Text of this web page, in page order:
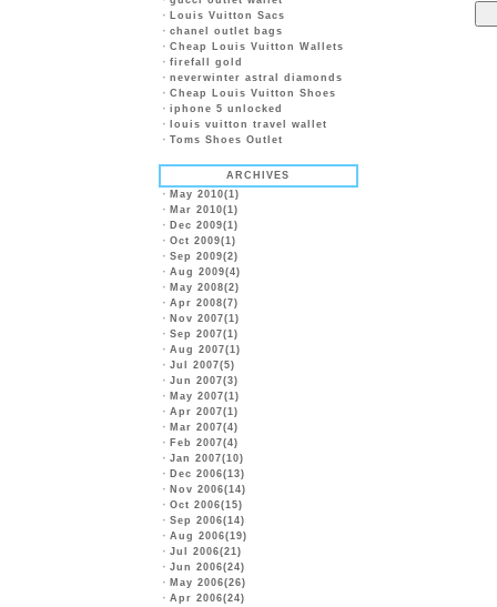
・ Louis Vuitton Sacs
・ chanel outlet bags
・ Cheap Louis Vuitton Wallets
・ firefall gold
・ neverwinter astral diamonds
・ Cheap Louis Vuitton Shoes
・ iphone 5 unlocked
・
louis vuitton travel wallet
・ Toms Shoes Outlet
ARCHIVES
・ May 2010(1)
・ Mar 2010(1)
・ Dec 2009(1)
・ Oct 2009(1)
・ Sep 2009(2)
・ Aug 2009(4)
・ May 2008(2)
・ Apr 2008(7)
・ Nov 2007(1)
・ Sep 2007(1)
・ Aug 2007(1)
・ Jul 2007(5)
・ Jun 2007(3)
・ May 2007(1)
・ Apr 2007(1)
・ Mar 2007(4)
・ Feb 2007(4)
・ Jan 2007(10)
・ Dec 2006(13)
・ Nov 2006(14)
・ Oct 2006(15)
・ Sep 2006(14)
・ Aug 2006(19)
・ Jul 2006(21)
・ Jun 2006(24)
・ May 2006(26)
・ Apr 2006(24)